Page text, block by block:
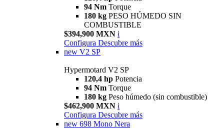
94 Nm Torque
180 kg PESO HÚMEDO SIN
COMBUSTIBLE
$394,900 MXN i
Configura Descubre más
new V2 SP
Hypermotard V2 SP
120,4 hp Potencia
94 Nm Torque
180 kg Peso húmedo (sin combustible)
$462,900 MXN i
Configura Descubre más
new 698 Mono Nera